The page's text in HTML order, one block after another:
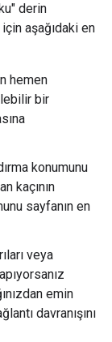
derin
için aşağıdaki en
hemen
bir
konumunu
kaçının
sayfanın en
veya
emin
davranışını